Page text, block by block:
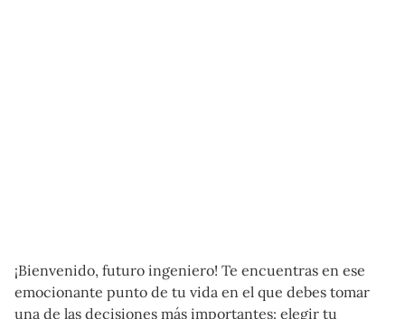
¡Bienvenido, futuro ingeniero! Te encuentras en ese
emocionante punto de tu vida en el que debes tomar
una de las decisiones más importantes: elegir tu